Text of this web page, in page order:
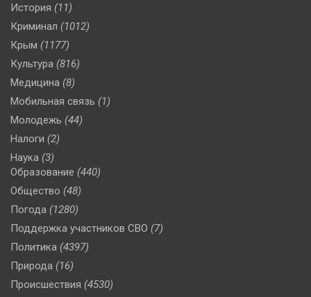
История (11)
Криминал (1012)
Крым (1177)
Культура (816)
Медицина (8)
Мобильная связь (1)
Молодежь (44)
Налоги (2)
Наука (3)
Образование (440)
Общество (48)
Погода (1280)
Поддержка участников СВО (7)
Политика (4397)
Природа (16)
Происшествия (4530)